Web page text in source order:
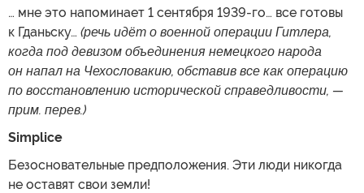
… мне это напоминает 1 сентября 1939-го… все готовы
к Гданьску… (речь идёт о военной операции Гитлера,
когда под девизом объединения немецкого народа
он напал на Чехословакию, обставив все как операцию
по восстановлению исторической справедливости, —
прим. перев.)
Simplice
Безосновательные предположения. Эти люди никогда
не оставят свои земли!